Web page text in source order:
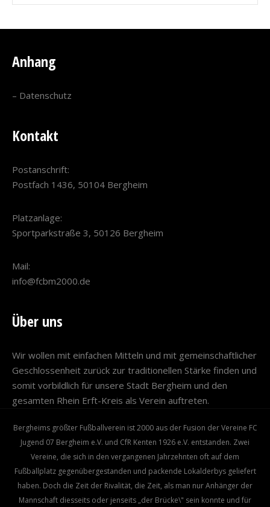
Anhang
– Datenschutz
Kontakt
Postanschrift:
Postfach 1436, 50104 Bergheim
Platzanlage:
Sportparkstraße 3, 50126 Bergheim
Mail:
info@fcbm2000.de
Über uns
Wir wollen mit einfachen Mitteln und mit gemeinschaftlicher
Geschlossenheit zurück zur traditionellen Stärke finden und
somit vorbildlich für unsere Stadt Bergheim und den
gesamten Rhein Erft-Kreis als Verein auftreten.
Bergheims größter Fußballverein ist 2000 aus der Fusion der Vereine FC
Jugend 07 Bergheim e.V. und CfR Kenten 1926 e.V. entstanden. Zwei
Vereine, die sich in den vergangenen Jahrzehnten oft auf dem
Fußballplatz gegenübergestanden und packende Lokalderbys geliefert
haben. Doch die Zeit der Rivalität, die Zeit, als man nur Anhänger der
Mannschaft diesseits oder jenseits „der Brücke\" sein konnte und für